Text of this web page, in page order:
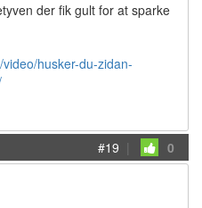
der fik gult for at sparke
husker-du-zidan-
#19 | 0